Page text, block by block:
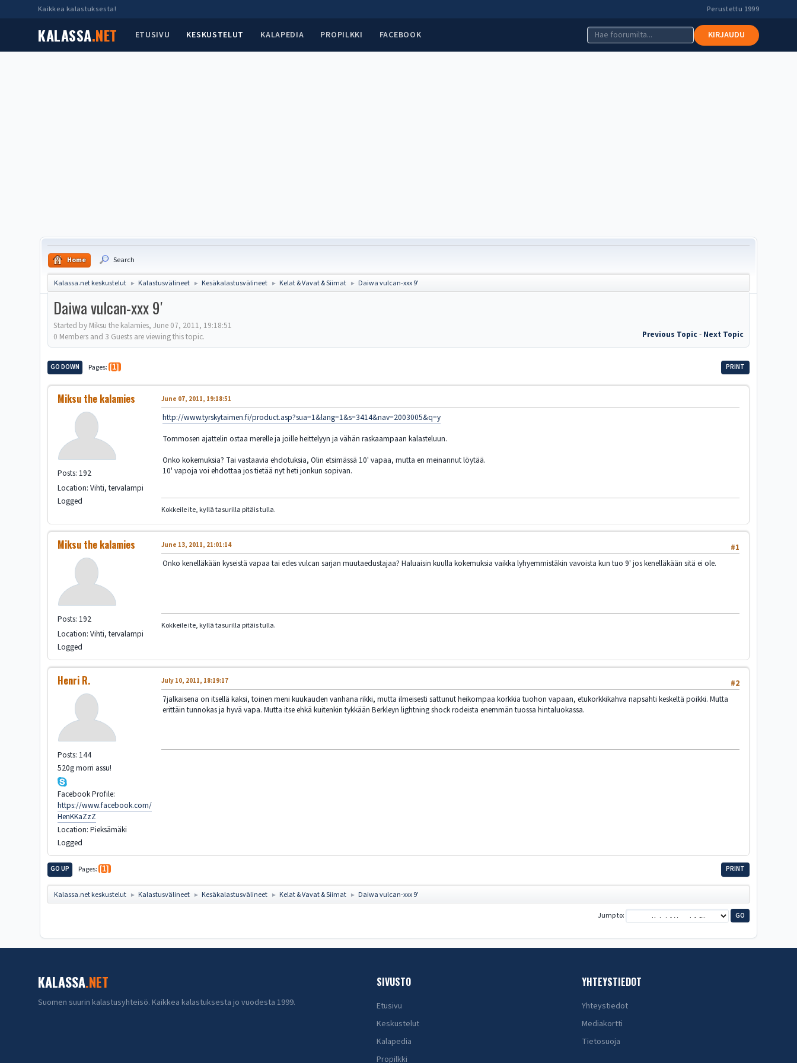
Kaikkea kalastuksesta! Perustettu 1999
KALASSA.NET ETUSIVU KESKUSTELUT KALAPEDIA PROPILKKI FACEBOOK KIRJAUDU
Home Search
Kalassa.net keskustelut ► Kalastusvälineet ► Kesäkalastusvälineet ► Kelat & Vavat & Siimat ► Daiwa vulcan-xxx 9'
Daiwa vulcan-xxx 9'
Started by Miksu the kalamies, June 07, 2011, 19:18:51
Previous Topic- Next Topic
0 Members and 3 Guests are viewing this topic.
PRINT
GO DOWN Pages 1
Miksu the kalamies
Posts: 192
Location: Vihti, tervalampi
Logged
June 07, 2011, 19:18:51
http://www.tyrskytaimen.fi/product.asp?sua=1&lang=1&s=3414&nav=2003005&q=y
Tommosen ajattelin ostaa merelle ja joille heittelyyn ja vähän raskaampaan kalasteluun.
Onko kokemuksia? Tai vastaavia ehdotuksia, Olin etsimässä 10' vapaa, mutta en meinannut löytää.
10' vapoja voi ehdottaa jos tietää nyt heti jonkun sopivan.
Kokkeile ite, kyllä tasurilla pitäis tulla.
Miksu the kalamies
Posts: 192
Location: Vihti, tervalampi
Logged
#1
June 13, 2011, 21:01:14
Onko kenelläkään kyseistä vapaa tai edes vulcan sarjan muutaedustajaa? Haluaisin kuulla kokemuksia vaikka lyhyemmistäkin vavoista kun tuo 9' jos kenelläkään sitä ei ole.
Kokkeile ite, kyllä tasurilla pitäis tulla.
Henri R.
Posts: 144
520g morri assu!
Facebook Profile:
https://www.facebook.com/
HenKKaZzZ
Location: Pieksämäki
Logged
#2
July 10, 2011, 18:19:17
7jalkaisena on itsellä kaksi, toinen meni kuukauden vanhana rikki, mutta ilmeisesti sattunut heikompaa korkkia tuohon vapaan, etukorkkikahva napsahti keskeltä poikki. Mutta
erittäin tunnokas ja hyvä vapa. Mutta itse ehkä kuitenkin tykkään Berkleyn lightning shock rodeista enemmän tuossa hintaluokassa.
PRINT
GO UP Pages 1
Kalassa.net keskustelut ► Kalastusvälineet ► Kesäkalastusvälineet ► Kelat & Vavat & Siimat ► Daiwa vulcan-xxx 9'
Jump to
KALASSA.NET
Suomen suurin kalastusyhteisö. Kaikkea kalastuksesta jo vuodesta 1999.
SIVUSTO
Etusivu
Keskustelut
Kalapedia
Propilkki
YHTEYSTIEDOT
Yhteystiedot
Mediakortti
Tietosuoja